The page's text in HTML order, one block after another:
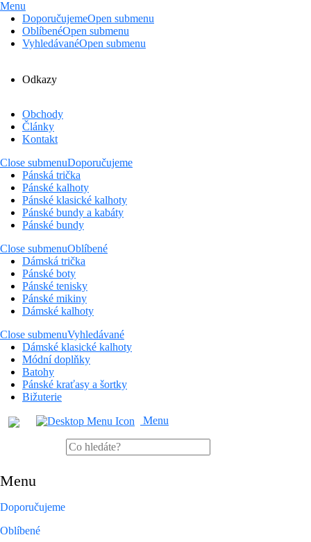
Menu
DoporučujemeOpen submenu
OblíbenéOpen submenu
VyhledávanéOpen submenu
Odkazy
Obchody
Články
Kontakt
Close submenuDoporučujeme
Pánská trička
Pánské kalhoty
Pánské klasické kalhoty
Pánské bundy a kabáty
Pánské bundy
Close submenuOblíbené
Dámská trička
Pánské boty
Pánské tenisky
Pánské mikiny
Dámské kalhoty
Close submenuVyhledávané
Dámské klasické kalhoty
Módní doplňky
Batohy
Pánské kraťasy a šortky
Bižuterie
Menu
Menu
Doporučujeme
Oblíbené